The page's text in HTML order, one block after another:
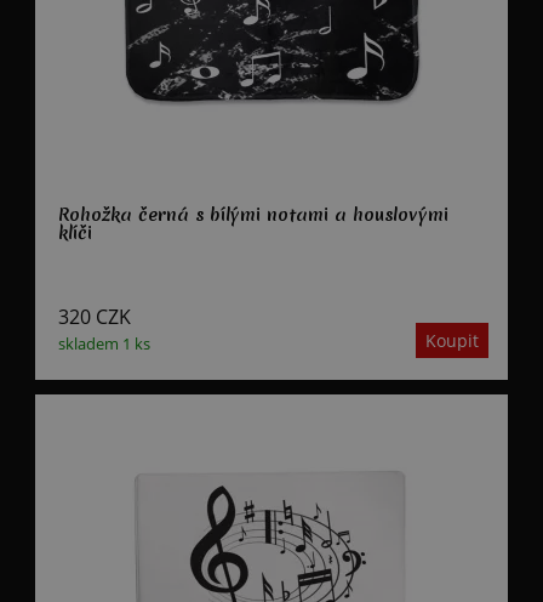
Rohožka černá s bílými notami a houslovými
klíči
skladem 1 ks
320 CZK